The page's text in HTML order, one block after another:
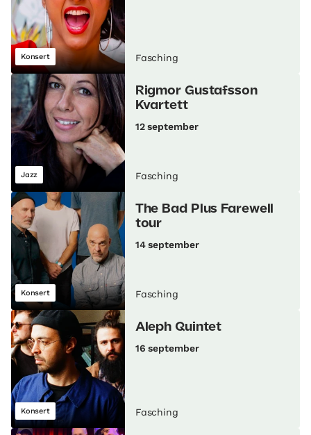
Konsert Fasching
Jazz
Rigmor Gustafsson
Kvartett
12 september
Fasching
Konsert
The Bad Plus Farewell
tour
14 september
Fasching
Konsert
Aleph Quintet
16 september
Fasching